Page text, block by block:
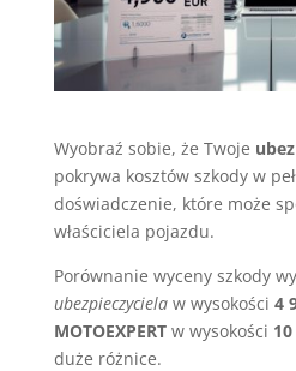
Wyobraź sobie, że Twoje
pokrywa kosztów szkody w
doświadczenie, które może
właściciela pojazdu.
Porównanie wyceny szkody
ubezpieczycielaw wysokości 4
MOTOEXPERTw wysokości
duże różnice.